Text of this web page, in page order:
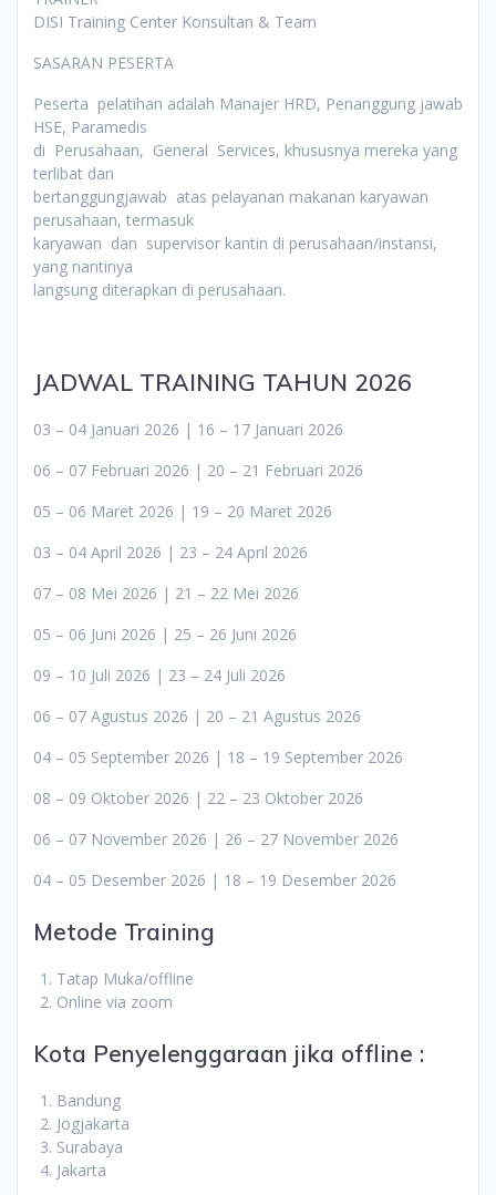
DISI Training Center Konsultan & Team
SASARAN PESERTA
Peserta pelatihan adalah Manajer HRD, Penanggung jawab
HSE, Paramedis
di Perusahaan, General Services, khususnya mereka yang
terlibat dan
bertanggungjawab atas pelayanan makanan karyawan
perusahaan, termasuk
karyawan dan supervisor kantin di perusahaan/instansi,
yang nantinya
langsung diterapkan di perusahaan.
JADWAL TRAINING TAHUN 2026
03 – 04 Januari 2026 | 16 – 17 Januari 2026
06 – 07 Februari 2026 | 20 – 21 Februari 2026
05 – 06 Maret 2026 | 19 – 20 Maret 2026
03 – 04 April 2026 | 23 – 24 April 2026
07 – 08 Mei 2026 | 21 – 22 Mei 2026
05 – 06 Juni 2026 | 25 – 26 Juni 2026
09 – 10 Juli 2026 | 23 – 24 Juli 2026
06 – 07 Agustus 2026 | 20 – 21 Agustus 2026
04 – 05 September 2026 | 18 – 19 September 2026
08 – 09 Oktober 2026 | 22 – 23 Oktober 2026
06 – 07 November 2026 | 26 – 27 November 2026
04 – 05 Desember 2026 | 18 – 19 Desember 2026
Metode Training
Tatap Muka/offline
Online via zoom
Kota Penyelenggaraan jika offline :
Bandung
Jogjakarta
Surabaya
Jakarta